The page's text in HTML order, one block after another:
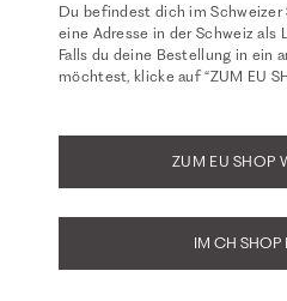
Du befindest dich im Schweizer
eine Adresse in der Schweiz als
Falls du deine Bestellung in ein
möchtest, klicke auf “ZUM EU
ZUM EU SHOP
IM CH SHOP